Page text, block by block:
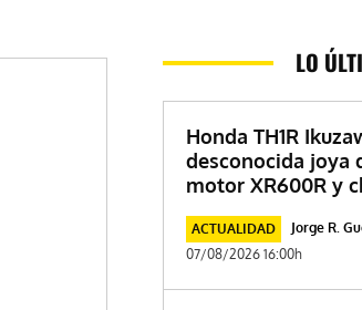
LO
Honda TH1R
desconocida joya
motor XR600R y
ACTUALIDAD Jorge R.
07/08/2026 16:00h